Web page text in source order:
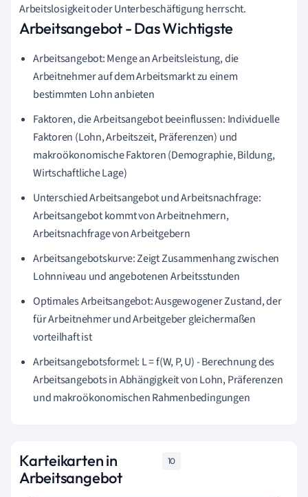
Arbeitslosigkeit oder Unterbeschäftigung herrscht.
Arbeitsangebot - Das Wichtigste
Arbeitsangebot: Menge an Arbeitsleistung, die
Arbeitnehmer auf dem Arbeitsmarkt zu einem
bestimmten Lohn anbieten
Faktoren, die Arbeitsangebot beeinflussen: Individuelle
Faktoren (Lohn, Arbeitszeit, Präferenzen) und
makroökonomische Faktoren (Demographie, Bildung,
Wirtschaftliche Lage)
Unterschied Arbeitsangebot und Arbeitsnachfrage:
Arbeitsangebot kommt von Arbeitnehmern,
Arbeitsnachfrage von Arbeitgebern
Arbeitsangebotskurve: Zeigt Zusammenhang zwischen
Lohnniveau und angebotenen Arbeitsstunden
Optimales Arbeitsangebot: Ausgewogener Zustand, der
für Arbeitnehmer und Arbeitgeber gleichermaßen
vorteilhaft ist
Arbeitsangebotsformel: L = f(W, P, U) - Berechnung des
Arbeitsangebots in Abhängigkeit von Lohn, Präferenzen
und makroökonomischen Rahmenbedingungen
Karteikarten in
Arbeitsangebot
10